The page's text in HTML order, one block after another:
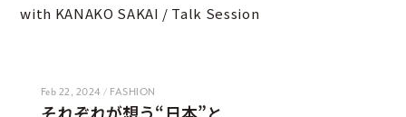
with KANAKO SAKAI / Talk Session
Feb 22, 2024 / FASHION